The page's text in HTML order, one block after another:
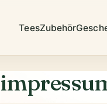
TeesZubehör